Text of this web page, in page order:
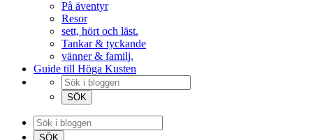
På äventyr
Resor
sett, hört och läst.
Tankar & tyckande
vänner & familj.
Guide till Höga Kusten